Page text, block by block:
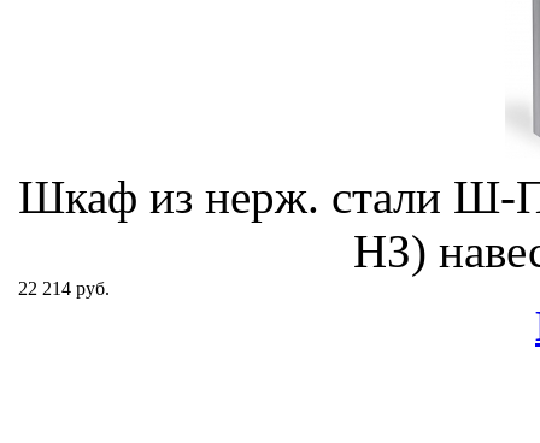
Шкаф из нерж. стали
НЗ)
22 214 руб.